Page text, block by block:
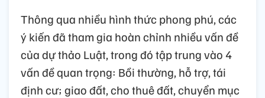
Thông qua nhiều hình thức phong phú, các
ý kiến đã tham gia hoàn chỉnh nhiều vấn đề
của dự thảo Luật, trong đó tập trung vào 4
vấn đề quan trọng: Bồi thường, hỗ trợ, tái
định cư; giao đất, cho thuê đất, chuyển mục